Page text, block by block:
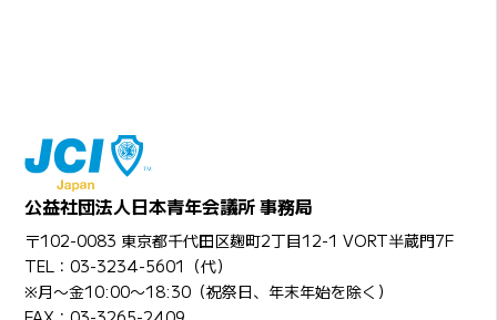
公益社団法人日本青年会議所 事務局
〒102-0083 東京都千代田区麹町2丁目12-1 VORT半蔵門7F
TEL：03-3234-5601（代）
※月〜金10:00〜18:30（祝祭日、年末年始を除く）